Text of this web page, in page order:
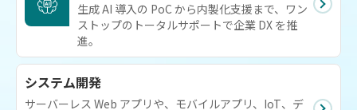
生成 AI 導入の PoC から内製化支援まで、ワン
ストップのトータルサポートで企業 DX を推
進。
システム開発
サーバーレス Web アプリや、モバイルアプリ、IoT、デ